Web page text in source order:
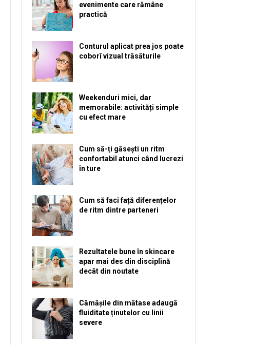
evenimente care rămâne
practică
Conturul aplicat prea jos poate
coborî vizual trăsăturile
Weekenduri mici, dar
memorabile: activități simple
cu efect mare
Cum să-ți găsești un ritm
confortabil atunci când lucrezi
în ture
Cum să faci față diferențelor
de ritm dintre parteneri
Rezultatele bune în skincare
apar mai des din disciplină
decât din noutate
Cămășile din mătase adaugă
fluiditate ținutelor cu linii
severe